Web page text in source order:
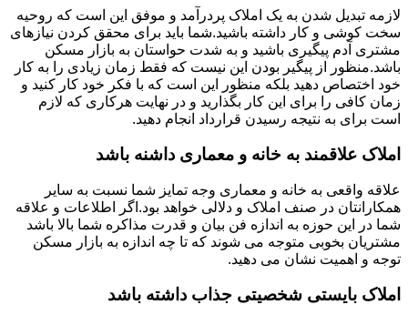
لازمه تبدیل شدن به یک املاک پردرآمد و موفق این است که روحیه
سخت کوشی و کار داشته باشید.شما باید برای محقق کردن نیازهای
مشتری آدم پیگیری باشید و به شدت حواستان به بازار مسکن
باشد.منظور از پیگیر بودن این نیست که فقط زمان زیادی را به کار
خود اختصاص دهید بلکه منظور این است که با فکر خود کار کنید و
زمان کافی را برای این کار بگذارید و در نهایت هرکاری که لازم
است برای به نتیجه رسیدن قرارداد انجام دهید.
املاک علاقمند به خانه و معماری داشنه باشد
علاقه واقعی به خانه و معماری وجه تمایز شما نسبت به سایر
همکارانتان در صنف املاک و دلالی خواهد بود.اگر اطلاعات و علاقه
شما در این حوزه به اندازه فن بیان و قدرت مذاکره شما بالا باشد
مشتریان بخوبی متوجه می شوند که تا چه اندازه به بازار مسکن
توجه و اهمیت نشان می دهید.
املاک بایستی شخصیتی جذاب داشته باشد